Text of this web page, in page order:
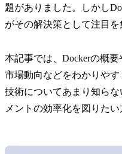
題がありました。しかし
がその解決策として注目を
本記事では、Dockerの概
市場動向などをわかりや
技術についてあまり知ら
メントの効率化を図りた